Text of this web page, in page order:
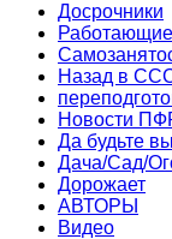
Досрочники
Работающие
Назад в
Новости
Да будьте
Дача/Сад/
Дорожает
АВТОРЫ
Видео